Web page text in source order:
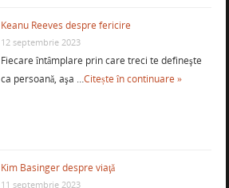
Keanu Reeves despre fericire
12 septembrie 2023
Fiecare întâmplare prin care treci te defineşte
ca persoană, aşa …Citește în continuare »
Kim Basinger despre viaţă
11 septembrie 2023